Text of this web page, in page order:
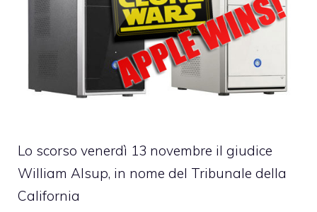
Lo scorso venerdì 13 novembre il giudice
William Alsup, in nome del Tribunale della
California